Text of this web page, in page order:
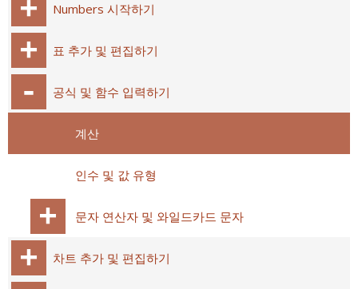
Numbers 시작하기
표 추가 및 편집하기
공식 및 함수 입력하기
계산
인수 및 값 유형
문자 연산자 및 와일드카드 문자
차트 추가 및 편집하기